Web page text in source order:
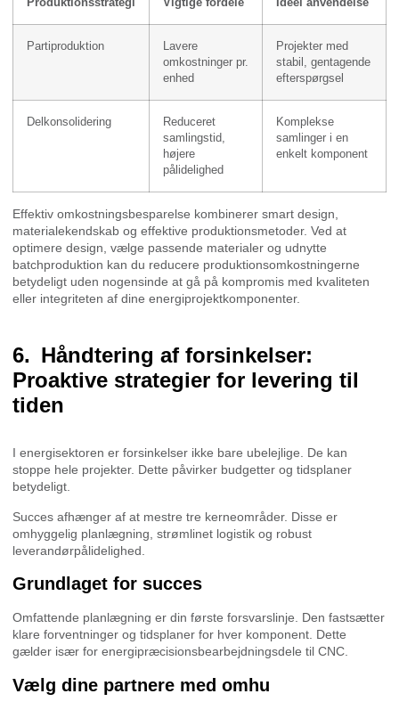
Produktionsstrategi Vigtige fordele Ideel anvendelse
Partiproduktion
Lavere
omkostninger pr.
enhed
Projekter med
stabil, gentagende
efterspørgsel
Delkonsolidering
Reduceret
samlingstid,
højere
pålidelighed
Komplekse
samlinger i en
enkelt komponent
Effektiv omkostningsbesparelse kombinerer smart design,
materialekendskab og effektive produktionsmetoder. Ved at
optimere design, vælge passende materialer og udnytte
batchproduktion kan du reducere produktionsomkostningerne
betydeligt uden nogensinde at gå på kompromis med kvaliteten
eller integriteten af dine energiprojektkomponenter.
Håndtering af forsinkelser:
Proaktive strategier for levering til
tiden
I energisektoren er forsinkelser ikke bare ubelejlige. De kan
stoppe hele projekter. Dette påvirker budgetter og tidsplaner
betydeligt.
Succes afhænger af at mestre tre kerneområder. Disse er
omhyggelig planlægning, strømlinet logistik og robust
leverandørpålidelighed.
Grundlaget for succes
Omfattende planlægning er din første forsvarslinje. Den fastsætter
klare forventninger og tidsplaner for hver komponent. Dette
gælder især for energipræcisionsbearbejdningsdele til CNC.
Vælg dine partnere med omhu